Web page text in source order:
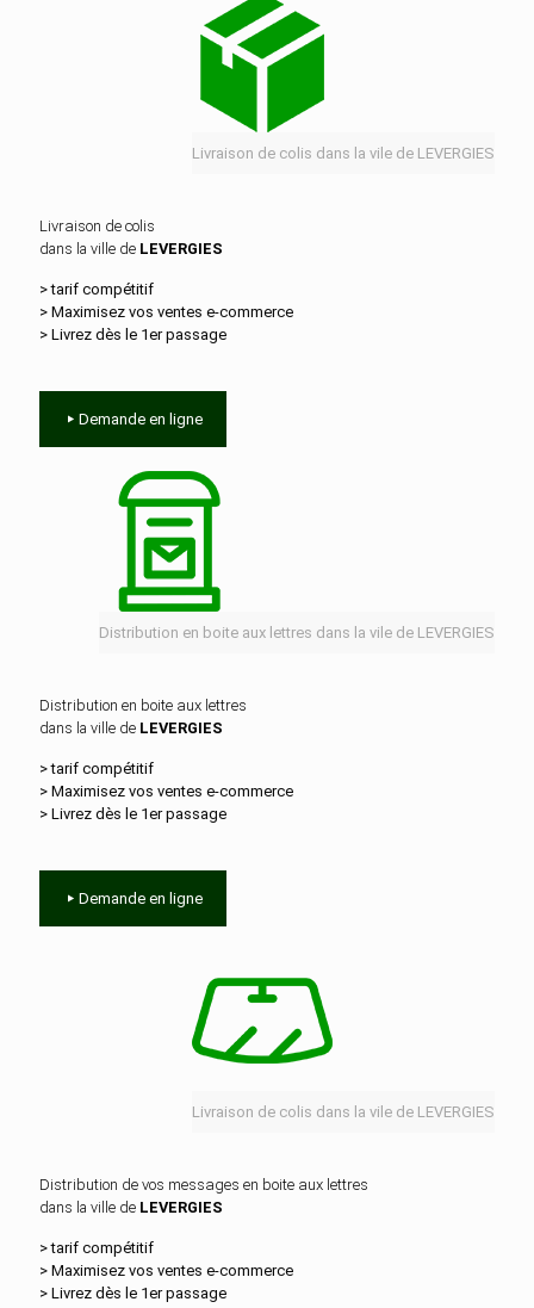
Livraison de colis dans la vile de LEVERGIES
Livraison de colis
dans la ville de LEVERGIES
> tarif compétitif
> Maximisez vos ventes e‑commerce
> Livrez dès le 1er passage
Demande en ligne
Distribution en boite aux lettres dans la vile de LEVERGIES
Distribution en boite aux lettres
dans la ville de LEVERGIES
> tarif compétitif
> Maximisez vos ventes e‑commerce
> Livrez dès le 1er passage
Demande en ligne
Livraison de colis dans la vile de LEVERGIES
Distribution de vos messages en boite aux lettres
dans la ville de LEVERGIES
> tarif compétitif
> Maximisez vos ventes e‑commerce
> Livrez dès le 1er passage